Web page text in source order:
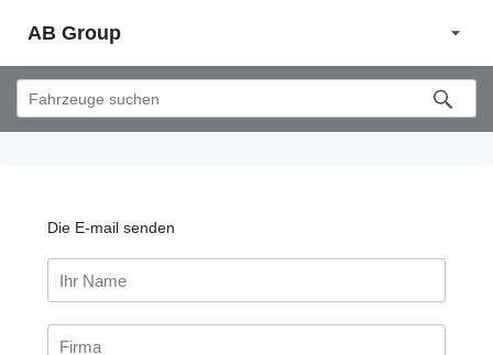
AB Group
Die E-mail senden